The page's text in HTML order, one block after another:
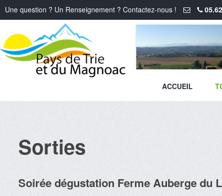
Une question ? Un Renseignement ? Contactez-nous !
ACCUEIL
Sorties
Soirée dégustation Ferme Auberge du